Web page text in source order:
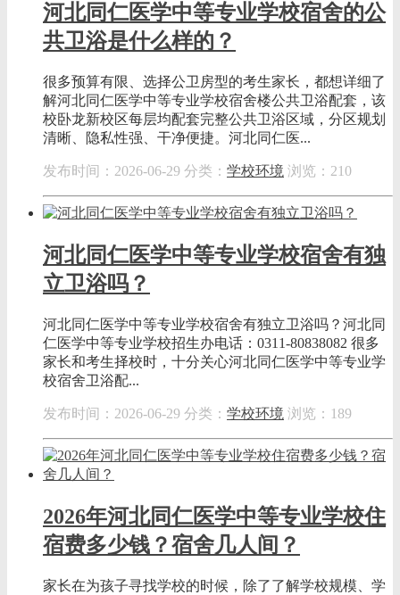
河北同仁医学中等专业学校宿舍的公
共卫浴是什么样的？
很多预算有限、选择公卫房型的考生家长，都想详细了
解河北同仁医学中等专业学校宿舍楼公共卫浴配套，该
校卧龙新校区每层均配套完整公共卫浴区域，分区规划
清晰、隐私性强、干净便捷。河北同仁医...
发布时间：2026-06-29 分类： 学校环境 浏览：210
河北同仁医学中等专业学校宿舍有独
立卫浴吗？
河北同仁医学中等专业学校宿舍有独立卫浴吗？河北同
仁医学中等专业学校招生办电话：0311-80838082 很多
家长和考生择校时，十分关心河北同仁医学中等专业学
校宿舍卫浴配...
发布时间：2026-06-29 分类： 学校环境 浏览：189
2026年河北同仁医学中等专业学校住
宿费多少钱？宿舍几人间？
家长在为孩子寻找学校的时候，除了了解学校规模、学